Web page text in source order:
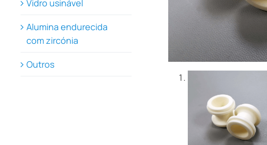
Vidro usinável
Alumina endurecida
com zircónia
Outros